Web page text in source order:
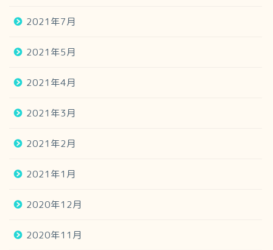
2021年7月
2021年5月
2021年4月
2021年3月
2021年2月
2021年1月
2020年12月
2020年11月